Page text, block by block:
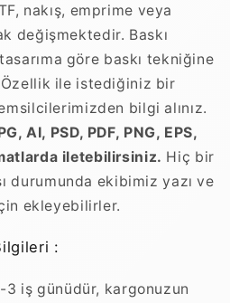
nakış, emprime veya
değişmektedir. Baskı
göre baskı tekniğine
ile istediğiniz bir
bilgi alınız.
AI, PSD, PDF, PNG, EPS,
iletebilirsiniz. Hiç bir
durumunda ekibimiz yazı ve
ekleyebilirler.
:
3 iş günüdür, kargonuzun